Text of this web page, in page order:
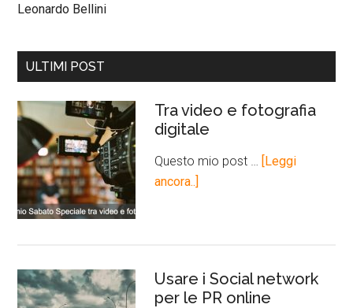
Leonardo Bellini
ULTIMI POST
Tra video e fotografia
digitale
Questo mio post … [Leggi
ancora..]
Usare i Social network
per le PR online